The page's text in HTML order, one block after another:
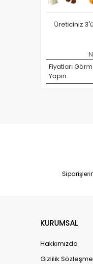
Üreticiniz
Fiyatları
Yapın
KURUMSAL
Hakkımızda
Gizlilik